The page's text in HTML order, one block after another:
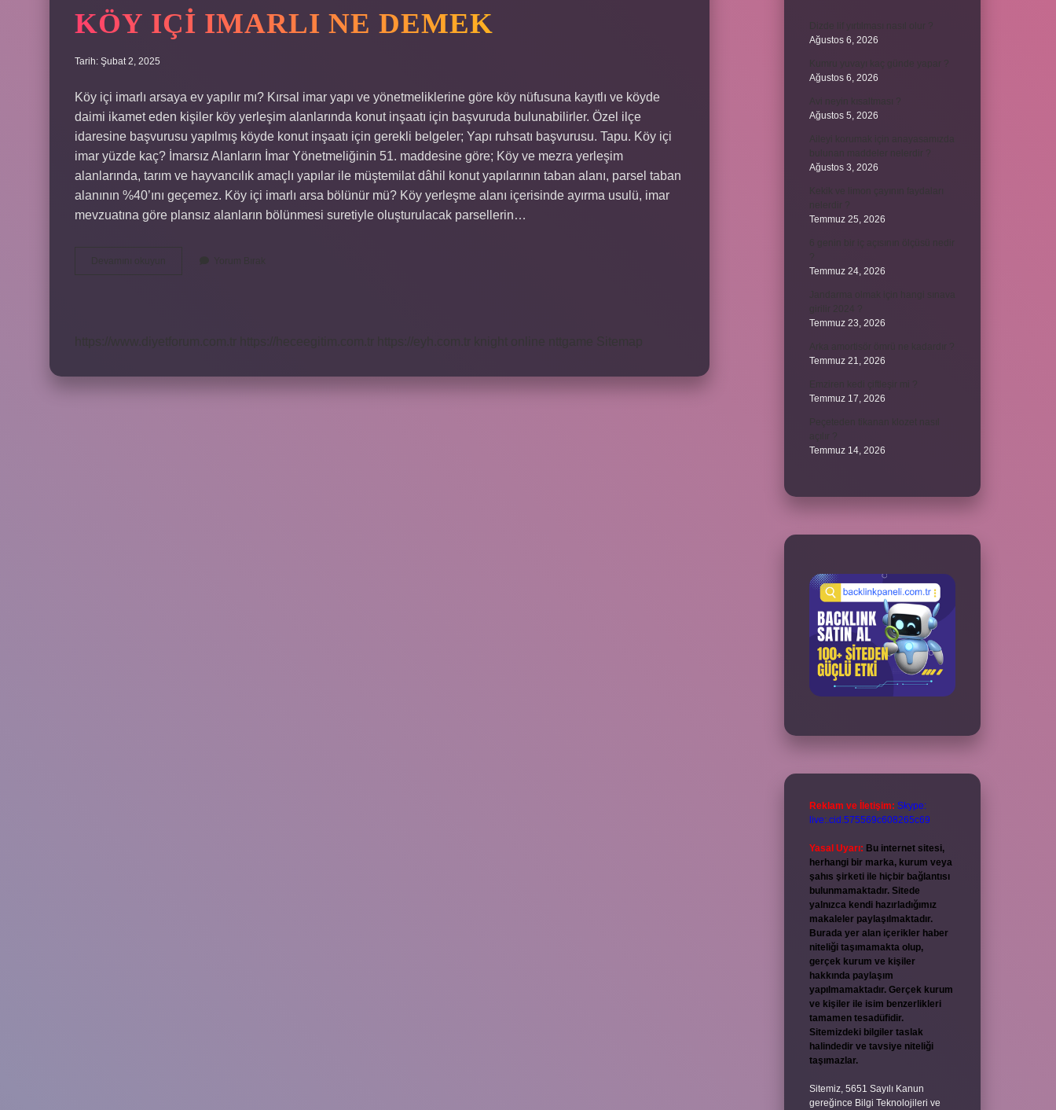
KÖY IÇI IMARLI NE DEMEK
Tarih: Şubat 2, 2025
Köy içi imarlı arsaya ev yapılır mı? Kırsal imar yapı ve yönetmeliklerine göre köy nüfusuna kayıtlı ve köyde
daimi ikamet eden kişiler köy yerleşim alanlarında konut inşaatı için başvuruda bulunabilirler. Özel ilçe
idaresine başvurusu yapılmış köyde konut inşaatı için gerekli belgeler; Yapı ruhsatı başvurusu. Tapu. Köy içi
imar yüzde kaç? İmarsız Alanların İmar Yönetmeliğinin 51. maddesine göre; Köy ve mezra yerleşim
alanlarında, tarım ve hayvancılık amaçlı yapılar ile müştemilat dâhil konut yapılarının taban alanı, parsel taban
alanının %40’ını geçemez. Köy içi imarlı arsa bölünür mü? Köy yerleşme alanı içerisinde ayırma usulü, imar
mevzuatına göre plansız alanların bölünmesi suretiyle oluşturulacak parsellerin…
Ağustos 6, 2026
Ağustos 6, 2026
Ağustos 5, 2026
Ağustos 3, 2026
Temmuz 25, 2026
Temmuz 24, 2026
Temmuz 23, 2026
Temmuz 21, 2026
Temmuz 17, 2026
Temmuz 14, 2026
Reklam ve İletişim: Skype:
live:.cid.575569c608265c69
Yasal Uyarı: Bu internet sitesi,
herhangi bir marka, kurum veya
şahıs şirketi ile hiçbir bağlantısı
bulunmamaktadır. Sitede
yalnızca kendi hazırladığımız
makaleler paylaşılmaktadır.
Burada yer alan içerikler haber
niteliği taşımamakta olup,
gerçek kurum ve kişiler
hakkında paylaşım
yapılmamaktadır. Gerçek kurum
ve kişiler ile isim benzerlikleri
tamamen tesadüfidir.
Sitemizdeki bilgiler taslak
halindedir ve tavsiye niteliği
taşımazlar.
Sitemiz, 5651 Sayılı Kanun
gereğince Bilgi Teknolojileri ve